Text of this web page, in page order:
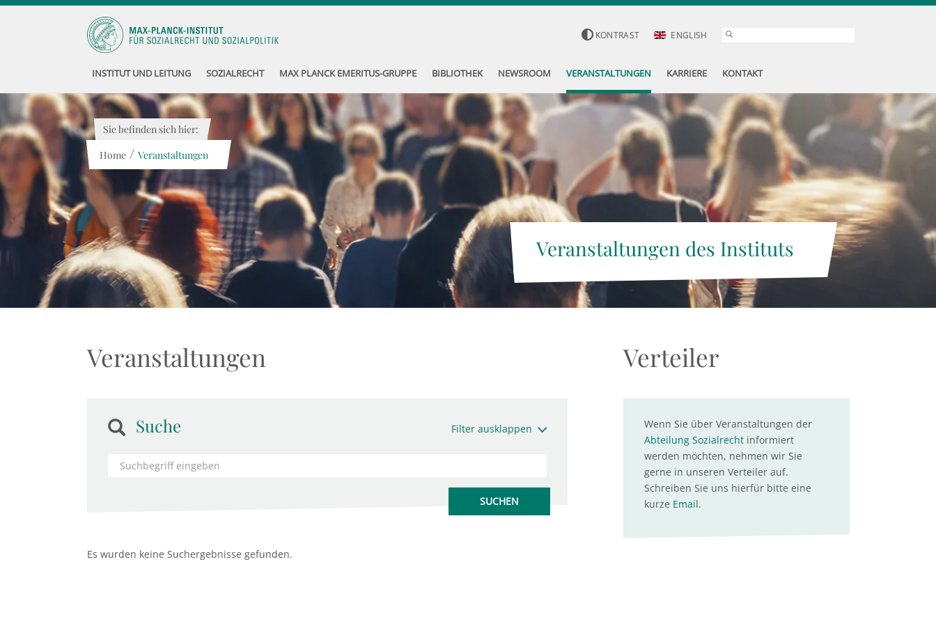
KONTRAST ENGLISH
INSTITUT UND LEITUNG SOZIALRECHT MAX PLANCK EMERITUS-GRUPPE BIBLIOTHEK NEWSROOM VERANSTALTUNGEN KARRIERE KONTAKT
Veranstaltungen des Instituts
Sie befinden sich hier:
Home / Veranstaltungen
Veranstaltungen
Suche Filter ausklappen
Es wurden keine Suchergebnisse gefunden.
Verteiler
Wenn Sie über Veranstaltungen der
Abteilung Sozialrechtinformiert
werden möchten, nehmen wir Sie
gerne in unseren Verteiler auf.
Schreiben Sie uns hierfür bitte eine
kurze Email.